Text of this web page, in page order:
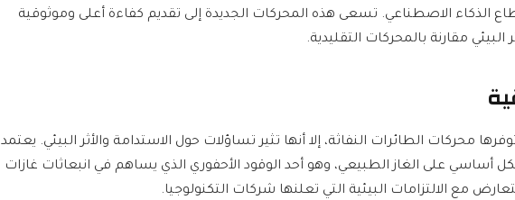
الاصطناعي. تسعى هذه المحركات الجديدة إلى تقديم كفاءة أعلى وموثوقية
البيئي مقارنة بالمحركات التقليدية.
محركات الطائرات النفاثة، إلا أنها تثير تساؤلات حول الاستدامة والأثر البيئي. يعتمد
على الغاز الطبيعي، وهو أحد الوقود الأحفوري الذي يساهم في انبعاثات غازات
مع الالتزامات البيئية التي تعلنها شركات التكنولوجيا.